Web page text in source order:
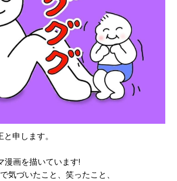
申します。
漫画を描いています!
気づいたこと、笑ったこと、